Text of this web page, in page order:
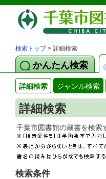
検索トップ> 詳細検索
かんたん検索
詳細検索 ジャンル検索
詳細検索
千葉市図書館の蔵
検索条件